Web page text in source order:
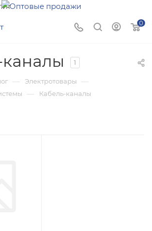
поможем подобрать товар именно
0
1
— Электротовары —
— Кабель-каналы